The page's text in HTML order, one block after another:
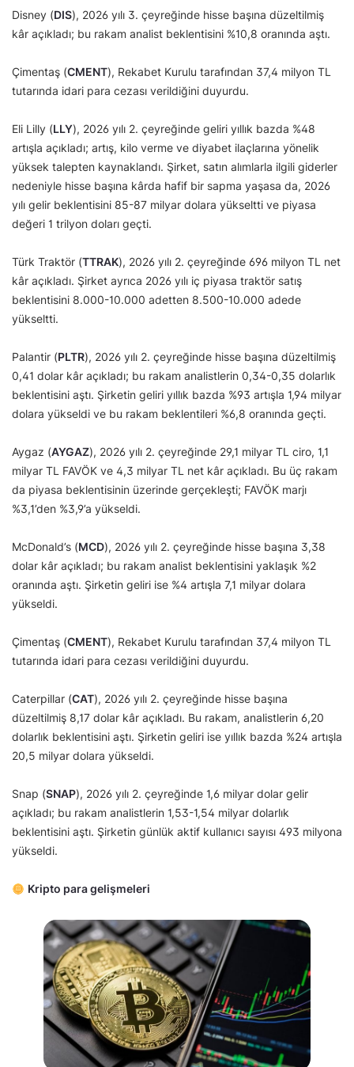
Disney (DIS), 2026 yılı 3. çeyreğinde hisse başına düzeltilmiş
kâr açıkladı; bu rakam analist beklentisini %10,8 oranında aştı.
Çimentaş (CMENT), Rekabet Kurulu tarafından 37,4 milyon TL
tutarında idari para cezası verildiğini duyurdu.
Eli Lilly (LLY), 2026 yılı 2. çeyreğinde geliri yıllık bazda %48
artışla açıkladı; artış, kilo verme ve diyabet ilaçlarına yönelik
yüksek talepten kaynaklandı. Şirket, satın alımlarla ilgili giderler
nedeniyle hisse başına kârda hafif bir sapma yaşasa da, 2026
yılı gelir beklentisini 85-87 milyar dolara yükseltti ve piyasa
değeri 1 trilyon doları geçti.
Türk Traktör (TTRAK), 2026 yılı 2. çeyreğinde 696 milyon TL net
kâr açıkladı. Şirket ayrıca 2026 yılı iç piyasa traktör satış
beklentisini 8.000-10.000 adetten 8.500-10.000 adede
yükseltti.
Palantir (PLTR), 2026 yılı 2. çeyreğinde hisse başına düzeltilmiş
0,41 dolar kâr açıkladı; bu rakam analistlerin 0,34-0,35 dolarlık
beklentisini aştı. Şirketin geliri yıllık bazda %93 artışla 1,94 milyar
dolara yükseldi ve bu rakam beklentileri %6,8 oranında geçti.
Aygaz (AYGAZ), 2026 yılı 2. çeyreğinde 29,1 milyar TL ciro, 1,1
milyar TL FAVÖK ve 4,3 milyar TL net kâr açıkladı. Bu üç rakam
da piyasa beklentisinin üzerinde gerçekleşti; FAVÖK marjı
%3,1’den %3,9’a yükseldi.
McDonald’s (MCD), 2026 yılı 2. çeyreğinde hisse başına 3,38
dolar kâr açıkladı; bu rakam analist beklentisini yaklaşık %2
oranında aştı. Şirketin geliri ise %4 artışla 7,1 milyar dolara
yükseldi.
Çimentaş (CMENT), Rekabet Kurulu tarafından 37,4 milyon TL
tutarında idari para cezası verildiğini duyurdu.
Caterpillar (CAT), 2026 yılı 2. çeyreğinde hisse başına
düzeltilmiş 8,17 dolar kâr açıkladı. Bu rakam, analistlerin 6,20
dolarlık beklentisini aştı. Şirketin geliri ise yıllık bazda %24 artışla
20,5 milyar dolara yükseldi.
Snap (SNAP), 2026 yılı 2. çeyreğinde 1,6 milyar dolar gelir
açıkladı; bu rakam analistlerin 1,53-1,54 milyar dolarlık
beklentisini aştı. Şirketin günlük aktif kullanıcı sayısı 493 milyona
yükseldi.
Kripto para gelişmeleri